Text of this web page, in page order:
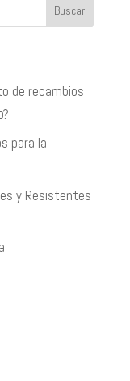
Buscar
de recambios
para la
y Resistentes